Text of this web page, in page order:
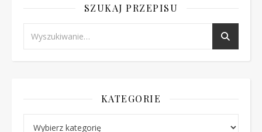
SZUKAJ PRZEPISU
KATEGORIE